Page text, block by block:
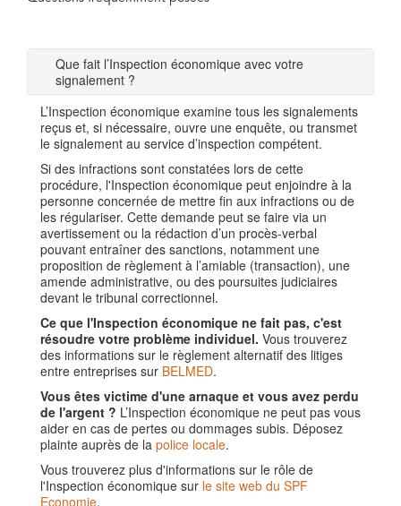
Que fait l’Inspection économique avec votre
signalement ?
L’Inspection économique examine tous les signalements
reçus et, si nécessaire, ouvre une enquête, ou transmet
le signalement au service d’inspection compétent.
Si des infractions sont constatées lors de cette
procédure, l'Inspection économique peut enjoindre à la
personne concernée de mettre fin aux infractions ou de
les régulariser. Cette demande peut se faire via un
avertissement ou la rédaction d’un procès-verbal
pouvant entraîner des sanctions, notamment une
proposition de règlement à l’amiable (transaction), une
amende administrative, ou des poursuites judiciaires
devant le tribunal correctionnel.
Ce que l'Inspection économique ne fait pas, c'est
résoudre votre problème individuel. Vous trouverez
des informations sur le règlement alternatif des litiges
entre entreprises sur BELMED.
Vous êtes victime d'une arnaque et vous avez perdu
de l'argent ? L’Inspection économique ne peut pas vous
aider en cas de pertes ou dommages subis. Déposez
plainte auprès de la police locale.
Vous trouverez plus d'informations sur le rôle de
l'Inspection économique sur le site web du SPF
Economie.